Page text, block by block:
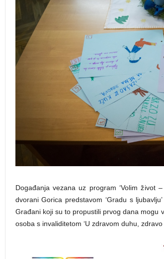
Događanja vezana uz program ‘Volim život
dvorani Gorica predstavom ‘Gradu s
Građani koji su to propustili prvog dana mogu
osoba s invaliditetom ‘U zdravom duhu, zdravo